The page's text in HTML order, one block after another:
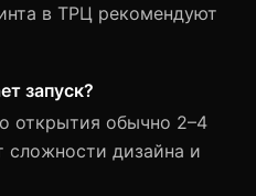
в ТРЦ рекомендуют
запуск?
открытия обычно 2–4
сложности дизайна и